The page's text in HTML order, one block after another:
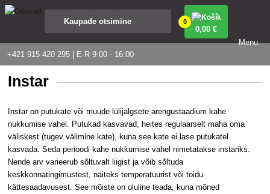
+421 915 420 295 | E-R 9:00 - 16:00
0
0,00 €
Menu
Instar
Instar on putukate või muude lülijalgsete arengustaadium kahe
nukkumise vahel. Putukad kasvavad, heites regulaarselt maha oma
väliskest (tugev välimine kate), kuna see kate ei lase putukatel
kasvada. Seda perioodi kahe nukkumise vahel nimetatakse instariks.
Nende arv varieerub sõltuvalt liigist ja võib sõltuda
keskkonnatingimustest, näiteks temperatuurist või toidu
kättesaadavusest. See mõiste on oluline teada, kuna mõned